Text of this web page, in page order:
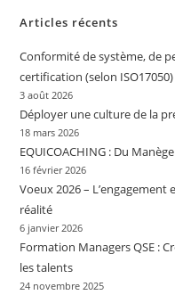
Articles récents
Conformité de système, de
certification (selon ISO17050)
3 août 2026
Déployer une culture de la
18 mars 2026
EQUICOACHING : Du
16 février 2026
Voeux 2026 –
réalité
6 janvier 2026
Formation Managers QSE :
les talents
24 novembre 2025